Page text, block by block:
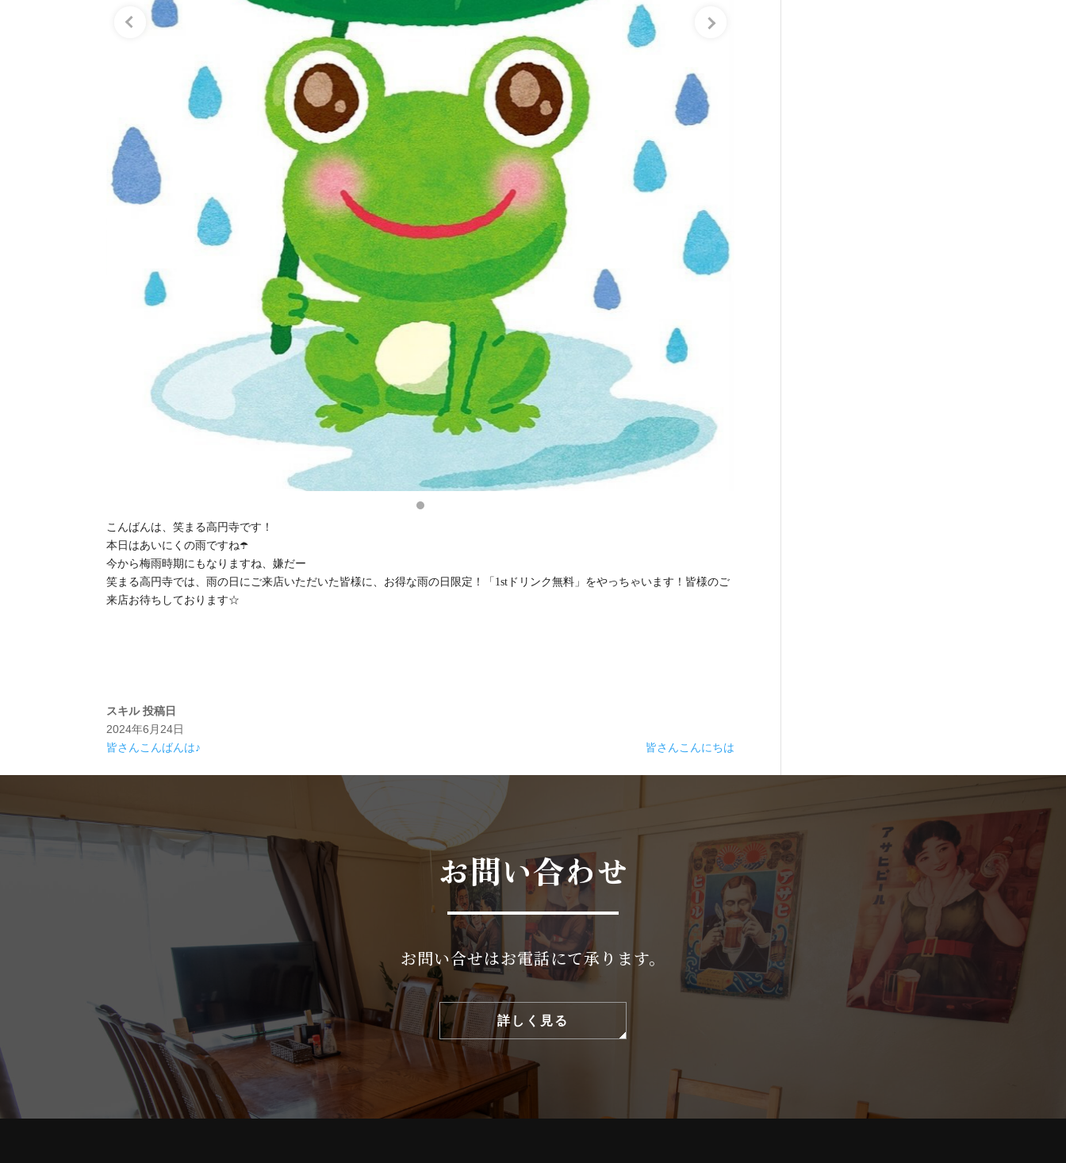
こんばんは、笑まる高円寺です！
本日はあいにくの雨ですね☂️
今から梅雨時期にもなりますね、嫌だー
笑まる高円寺では、雨の日にご来店いただいた皆様に、お得な雨の日限定！「1stドリンク無料」をやっちゃいます！皆様のご
来店お待ちしております☆
スキル 投稿日
2024年6月24日
皆さんこんばんは♪
皆さんこんにちは
お問い合わせ
お問い合せはお電話にて承ります。
詳しく見る